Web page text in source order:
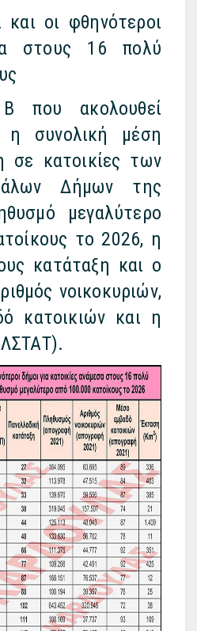
και οι φθηνότεροι
στους 16 πολύ
που ακολουθεί
η συνολική μέση
σε κατοικίες των
Δήμων της
μεγαλύτερο
το 2026, η
κατάταξη και ο
νοικοκυριών,
κατοικιών και η